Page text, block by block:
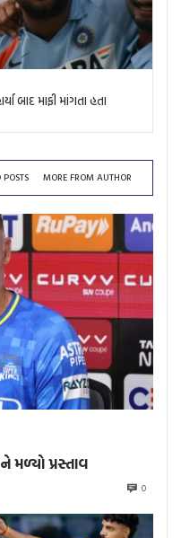
બાદ માફી માંગતા હતા
POSTS MORE FROM AUTHOR
પ્રસ્તાવ
0